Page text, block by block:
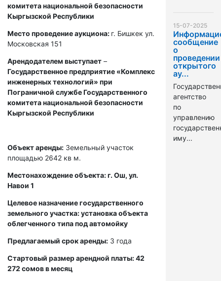
комитета национальной безопасности
Кыргызской Республики
Место проведение аукциона: г. Бишкек ул.
Московская 151
Арендодателем выступает –
Государственное предприятие «Комплекс
инженерных технологий» при
Пограничной службе Государственного
комитета национальной безопасности
Кыргызской Республики
Объект аренды: Земельный участок
площадью 2642 кв м.
Местонахождение объекта: г. Ош, ул.
Навои 1
Целевое назначение государственного
земельного участка: установка объекта
облегченного типа под автомойку
Предлагаемый срок аренды: 3 года
Стартовый размер арендной платы: 42
272 сомов в месяц
15-07-2025
сообщение
о
проведении
открытого
ау...
агентство
по
управлению
иму...